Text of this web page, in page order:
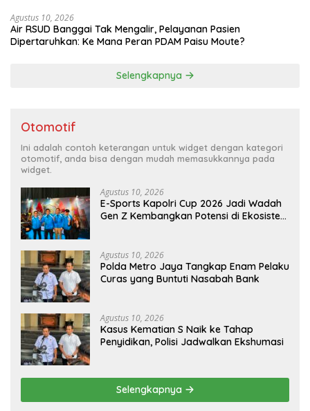
Agustus 10, 2026
Air RSUD Banggai Tak Mengalir, Pelayanan Pasien
Dipertaruhkan: Ke Mana Peran PDAM Paisu Moute?
Selengkapnya
Otomotif
Ini adalah contoh keterangan untuk widget dengan kategori
otomotif, anda bisa dengan mudah memasukkannya pada
widget.
Agustus 10, 2026
E-Sports Kapolri Cup 2026 Jadi Wadah
Gen Z Kembangkan Potensi di Ekosistem
Agustus 10, 2026
Polda Metro Jaya Tangkap Enam Pelaku
Curas yang Buntuti Nasabah Bank
Agustus 10, 2026
Kasus Kematian S Naik ke Tahap
Penyidikan, Polisi Jadwalkan Ekshumasi
Selengkapnya